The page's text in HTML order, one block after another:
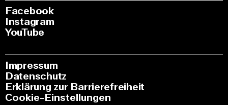
Facebook
Instagram
YouTube
Impressum
Datenschutz
Erklärung zur Barrierefreiheit
Cookie-Einstellungen